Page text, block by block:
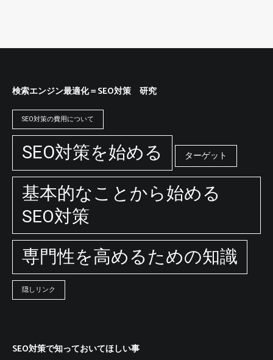
検索エンジン最適化＝SEO対策 研究
SEO対策の費用について
SEO対策を始める ターゲット
基本的なことから始める
SEO対策
専門性を高めるための知識
隠しリンク
SEO対策で知っておいてほしい事